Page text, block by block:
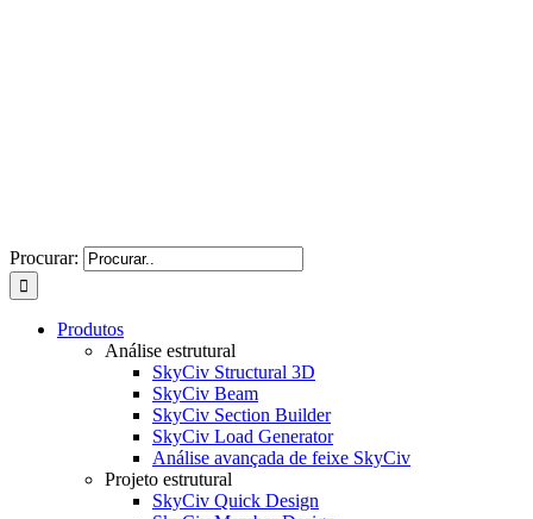
Procurar:
Produtos
Análise estrutural
SkyCiv Structural 3D
SkyCiv Beam
SkyCiv Section Builder
SkyCiv Load Generator
Análise avançada de feixe SkyCiv
Projeto estrutural
SkyCiv Quick Design